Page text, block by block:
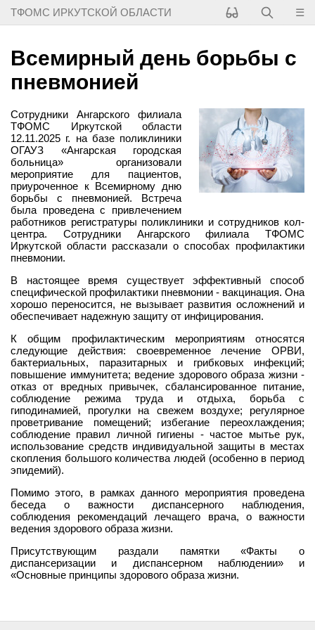
ТФОМС ИРКУТСКОЙ ОБЛАСТИ ☰
Всемирный день борьбы с
пневмонией
Сотрудники Ангарского филиала
ТФОМС Иркутской области
12.11.2025 г. на базе поликлиники
ОГАУЗ «Ангарская городская
больница» организовали
мероприятие для пациентов,
приуроченное к Всемирному дню
борьбы с пневмонией. Встреча
была проведена с привлечением
работников регистратуры поликлиники и сотрудников кол-
центра. Сотрудники Ангарского филиала ТФОМС
Иркутской области рассказали о способах профилактики
пневмонии.
В настоящее время существует эффективный способ
специфической профилактики пневмонии - вакцинация. Она
хорошо переносится, не вызывает развития осложнений и
обеспечивает надежную защиту от инфицирования.
К общим профилактическим мероприятиям относятся
следующие действия: своевременное лечение ОРВИ,
бактериальных, паразитарных и грибковых инфекций;
повышение иммунитета; ведение здорового образа жизни -
отказ от вредных привычек, сбалансированное питание,
соблюдение режима труда и отдыха, борьба с
гиподинамией, прогулки на свежем воздухе; регулярное
проветривание помещений; избегание переохлаждения;
соблюдение правил личной гигиены - частое мытье рук,
использование средств индивидуальной защиты в местах
скопления большого количества людей (особенно в период
эпидемий).
Помимо этого, в рамках данного мероприятия проведена
беседа о важности диспансерного наблюдения,
соблюдения рекомендаций лечащего врача, о важности
ведения здорового образа жизни.
Присутствующим раздали памятки «Факты о
диспансеризации и диспансерном наблюдении» и
«Основные принципы здорового образа жизни.